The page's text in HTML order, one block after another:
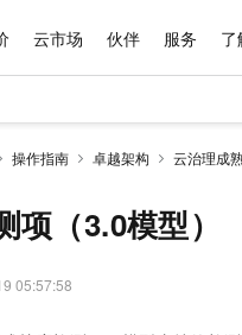
云市场 伙伴 服务 了
操作指南 卓越架构 云治理成
项（3.0模型）
05:57:58
的大模型服务
提供智能易用
人工智能平台
可用成果
视创作平台
上传文档即自
Hermes
价云产品抢先购
最高返9万
AI 特惠
至高享 1亿+免
Token Plan
价格计算器
自助选配和估
价格优势
数据与 API
手机三要素
成为产品
产品生态伙伴
企业增值
专家技术服务
最佳实践
云上奥运之旅